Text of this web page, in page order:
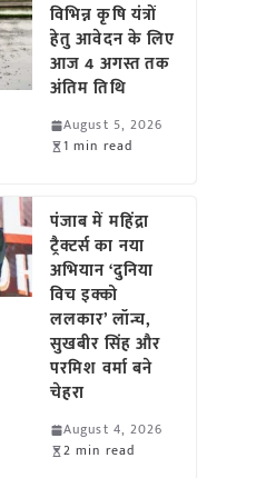
विभिन्न कृषि यंत्रों
हेतु आवेदन के लिए
आज 4 अगस्त तक
अंतिम तिथि
August 5, 2026
1 min read
पंजाब में महिंद्रा
ट्रैक्टर्स का नया
अभियान ‘दुनिया
विच इक्को
ललकार’ लॉन्च,
सुखबीर सिंह और
परमिश वर्मा बने
चेहरा
August 4, 2026
2 min read